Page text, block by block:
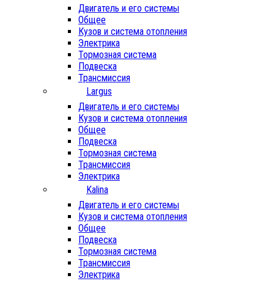
Двигатель и его системы
Общее
Кузов и система отопления
Электрика
Тормозная система
Подвеска
Трансмиссия
Largus
Двигатель и его системы
Кузов и система отопления
Общее
Подвеска
Тормозная система
Трансмиссия
Электрика
Kalina
Двигатель и его системы
Кузов и система отопления
Общее
Подвеска
Тормозная система
Трансмиссия
Электрика